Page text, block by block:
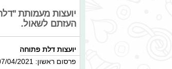
יועצות מעמותת
העזתם לשאול.
יועצות דלת פתוחה
פרסום ראשון: 07/04/2021, 15:00